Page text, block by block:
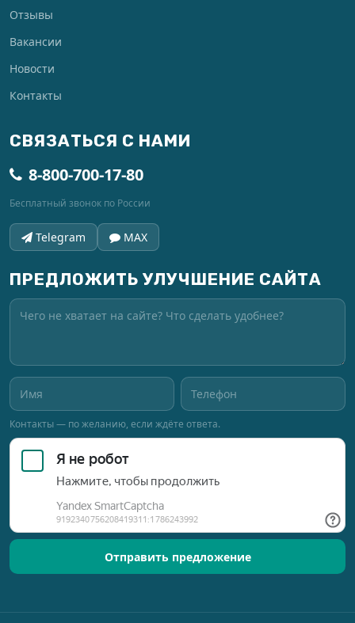
Отзывы
Вакансии
Новости
Контакты
СВЯЗАТЬСЯ С НАМИ
8-800-700-17-80
Бесплатный звонок по России
Telegram MAX
ПРЕДЛОЖИТЬ УЛУЧШЕНИЕ САЙТА
Контакты — по желанию, если ждёте ответа.
Отправить предложение